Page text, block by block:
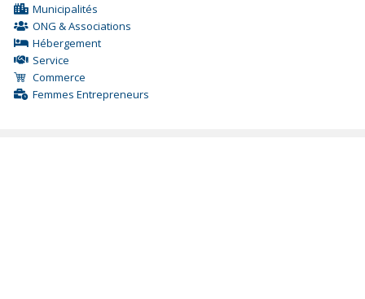
Municipalités
ONG & Associations
Hébergement
Service
Commerce
Femmes Entrepreneurs